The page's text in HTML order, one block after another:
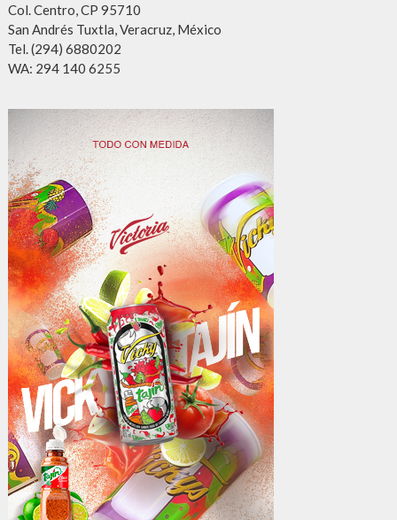
Col. Centro, CP 95710
San Andrés Tuxtla, Veracruz, México
Tel. (294) 6880202
WA: 294 140 6255